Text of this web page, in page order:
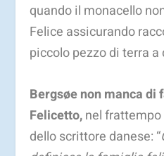
quando il monacello
Felice assicurando
piccolo pezzo di terra
Bergsøe non manca di
Felicetto,nel
dello scrittore danese: “